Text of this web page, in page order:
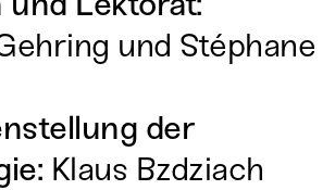
und Stéphane
der
Klaus Bzdziach